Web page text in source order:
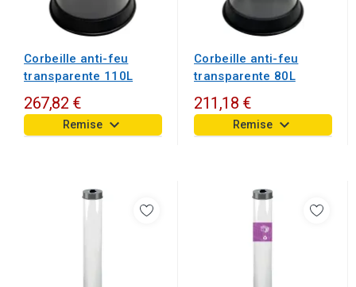
Corbeille anti-feu
transparente 110L
267,82 €
Remise keyboard_arrow_down
Corbeille anti-feu
transparente 80L
211,18 €
Remise keyboard_arrow_down